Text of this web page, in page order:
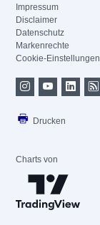
Impressum
Disclaimer
Datenschutz
Markenrechte
Cookie-Einstellungen
Drucken
Charts von